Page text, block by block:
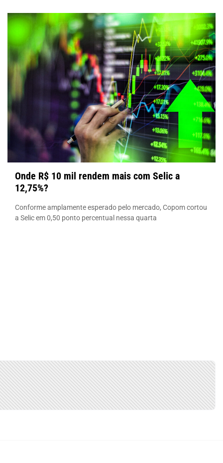
Onde R$ 10 mil rendem mais com Selic a
12,75%?
Conforme amplamente esperado pelo mercado, Copom cortou
a Selic em 0,50 ponto percentual nessa quarta